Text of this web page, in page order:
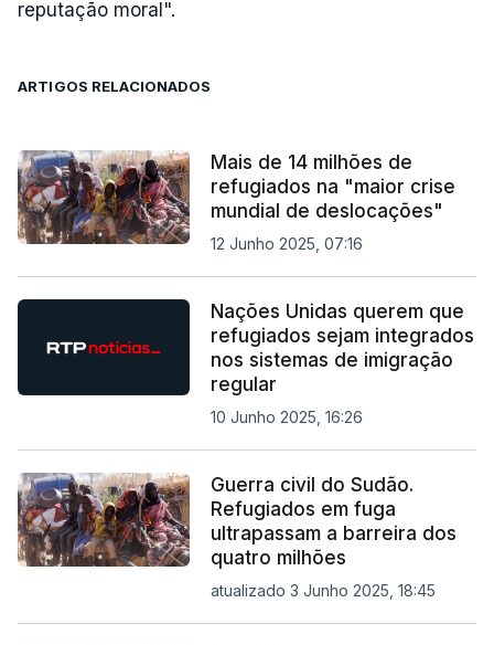
reputação moral".
ARTIGOS RELACIONADOS
Mais de 14 milhões de
refugiados na "maior crise
mundial de deslocações"
12 Junho 2025, 07:16
Nações Unidas querem que
refugiados sejam integrados
nos sistemas de imigração
regular
10 Junho 2025, 16:26
Guerra civil do Sudão.
Refugiados em fuga
ultrapassam a barreira dos
quatro milhões
atualizado 3 Junho 2025, 18:45